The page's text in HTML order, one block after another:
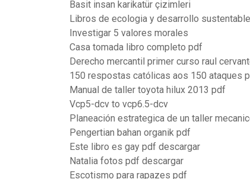
Basit insan karikatür çizimleri
Libros de ecologia y desarrollo sustentable
Investigar 5 valores morales
Casa tomada libro completo pdf
Derecho mercantil primer curso raul
150 respostas católicas aos 150 ataques
Manual de taller toyota hilux 2013 pdf
Vcp5-dcv to vcp6.5-dcv
Planeación estrategica de un taller
Pengertian bahan organik pdf
Este libro es gay pdf descargar
Natalia fotos pdf descargar
Escotismo para rapazes pdf